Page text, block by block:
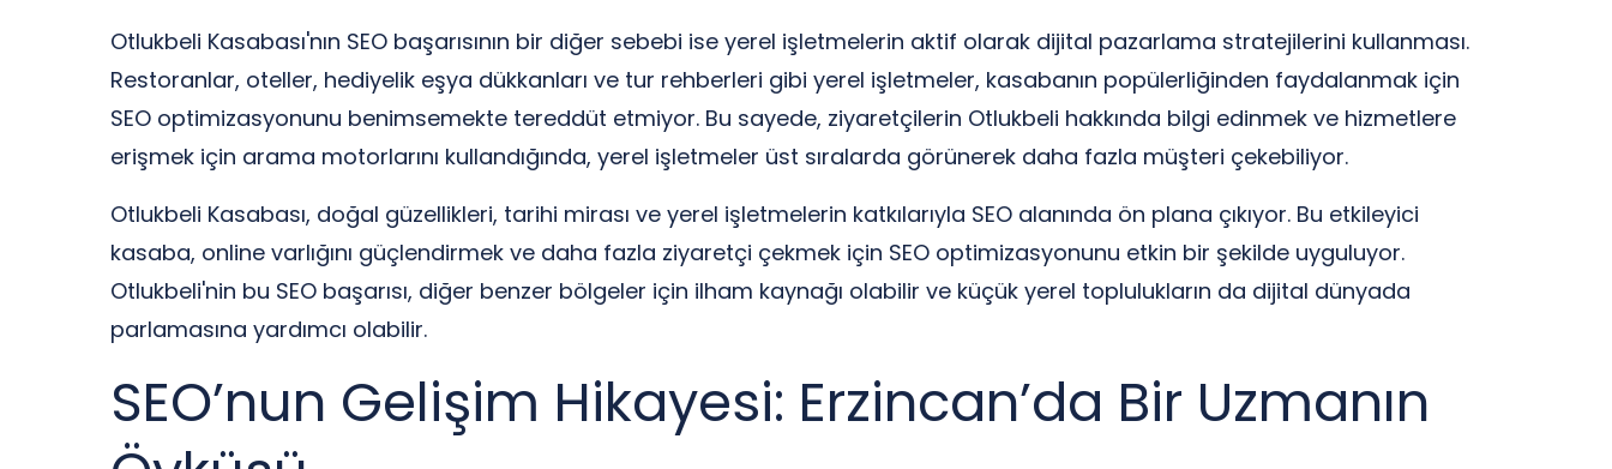
Otlukbeli Kasabası'nın SEO başarısının bir diğer sebebi ise yerel işletmelerin aktif olarak dijital pazarlama stratejilerini kullanması.
Restoranlar, oteller, hediyelik eşya dükkanları ve tur rehberleri gibi yerel işletmeler, kasabanın popülerliğinden faydalanmak için
SEO optimizasyonunu benimsemekte tereddüt etmiyor. Bu sayede, ziyaretçilerin Otlukbeli hakkında bilgi edinmek ve hizmetlere
erişmek için arama motorlarını kullandığında, yerel işletmeler üst sıralarda görünerek daha fazla müşteri çekebiliyor.
Otlukbeli Kasabası, doğal güzellikleri, tarihi mirası ve yerel işletmelerin katkılarıyla SEO alanında ön plana çıkıyor. Bu etkileyici
kasaba, online varlığını güçlendirmek ve daha fazla ziyaretçi çekmek için SEO optimizasyonunu etkin bir şekilde uyguluyor.
Otlukbeli'nin bu SEO başarısı, diğer benzer bölgeler için ilham kaynağı olabilir ve küçük yerel toplulukların da dijital dünyada
parlamasına yardımcı olabilir.
SEO’nun Gelişim Hikayesi: Erzincan’da Bir Uzmanın